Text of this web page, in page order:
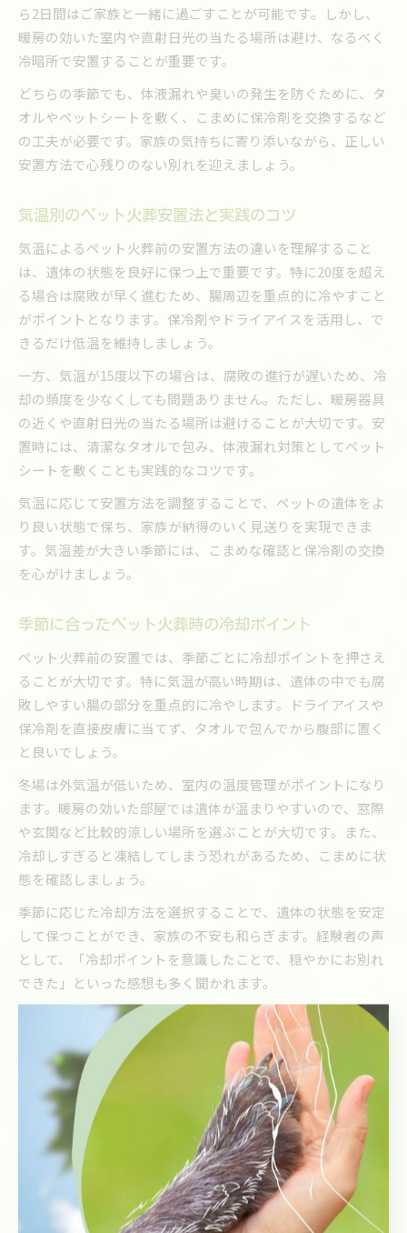
ら2日間はご家族と一緒に過ごすことが可能です。しかし、
暖房の効いた室内や直射日光の当たる場所は避け、なるべく
冷暗所で安置することが重要です。
どちらの季節でも、体液漏れや臭いの発生を防ぐために、タ
オルやペットシートを敷く、こまめに保冷剤を交換するなど
の工夫が必要です。家族の気持ちに寄り添いながら、正しい
安置方法で心残りのない別れを迎えましょう。
気温別のペット火葬安置法と実践のコツ
気温によるペット火葬前の安置方法の違いを理解すること
は、遺体の状態を良好に保つ上で重要です。特に20度を超え
る場合は腐敗が早く進むため、腸周辺を重点的に冷やすこと
がポイントとなります。保冷剤やドライアイスを活用し、で
きるだけ低温を維持しましょう。
一方、気温が15度以下の場合は、腐敗の進行が遅いため、冷
却の頻度を少なくしても問題ありません。ただし、暖房器具
の近くや直射日光の当たる場所は避けることが大切です。安
置時には、清潔なタオルで包み、体液漏れ対策としてペット
シートを敷くことも実践的なコツです。
気温に応じて安置方法を調整することで、ペットの遺体をよ
り良い状態で保ち、家族が納得のいく見送りを実現できま
す。気温差が大きい季節には、こまめな確認と保冷剤の交換
を心がけましょう。
季節に合ったペット火葬時の冷却ポイント
ペット火葬前の安置では、季節ごとに冷却ポイントを押さえ
ることが大切です。特に気温が高い時期は、遺体の中でも腐
敗しやすい腸の部分を重点的に冷やします。ドライアイスや
保冷剤を直接皮膚に当てず、タオルで包んでから腹部に置く
と良いでしょう。
冬場は外気温が低いため、室内の温度管理がポイントになり
ます。暖房の効いた部屋では遺体が温まりやすいので、窓際
や玄関など比較的涼しい場所を選ぶことが大切です。また、
冷却しすぎると凍結してしまう恐れがあるため、こまめに状
態を確認しましょう。
季節に応じた冷却方法を選択することで、遺体の状態を安定
して保つことができ、家族の不安も和らぎます。経験者の声
として、「冷却ポイントを意識したことで、穏やかにお別れ
できた」といった感想も多く聞かれます。
春夏秋冬で考えるペット火葬の安置準備
ペット火葬前の安置準備は、春夏秋冬それぞれの季節に合わ
せて計画することが大切です。春や秋は気温が安定している
ため、基本的な冷却と清潔なタオルでの包み方を意識しまし
ょう。夏はドライアイスや保冷剤を多めに用意し、短時間で
の火葬手配が望ましいです。
冬は気温が低いため、急いで火葬を手配する必要はなく、ご
家族でゆっくりとお別れの時間を持つことができます。ただ